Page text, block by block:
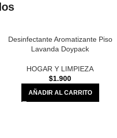
Desinfectante Aromatizante Piso
Lavanda Doypack
HOGAR Y LIMPIEZA
$1.900
AÑADIR AL CARRITO